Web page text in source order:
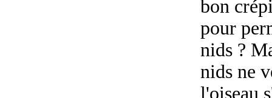
bon
pour
nids ?
nids ne
l'oiseau